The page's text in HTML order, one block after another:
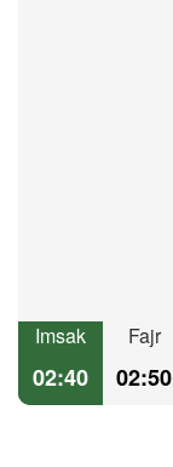
Imsak
02:40
Fajr
02:50